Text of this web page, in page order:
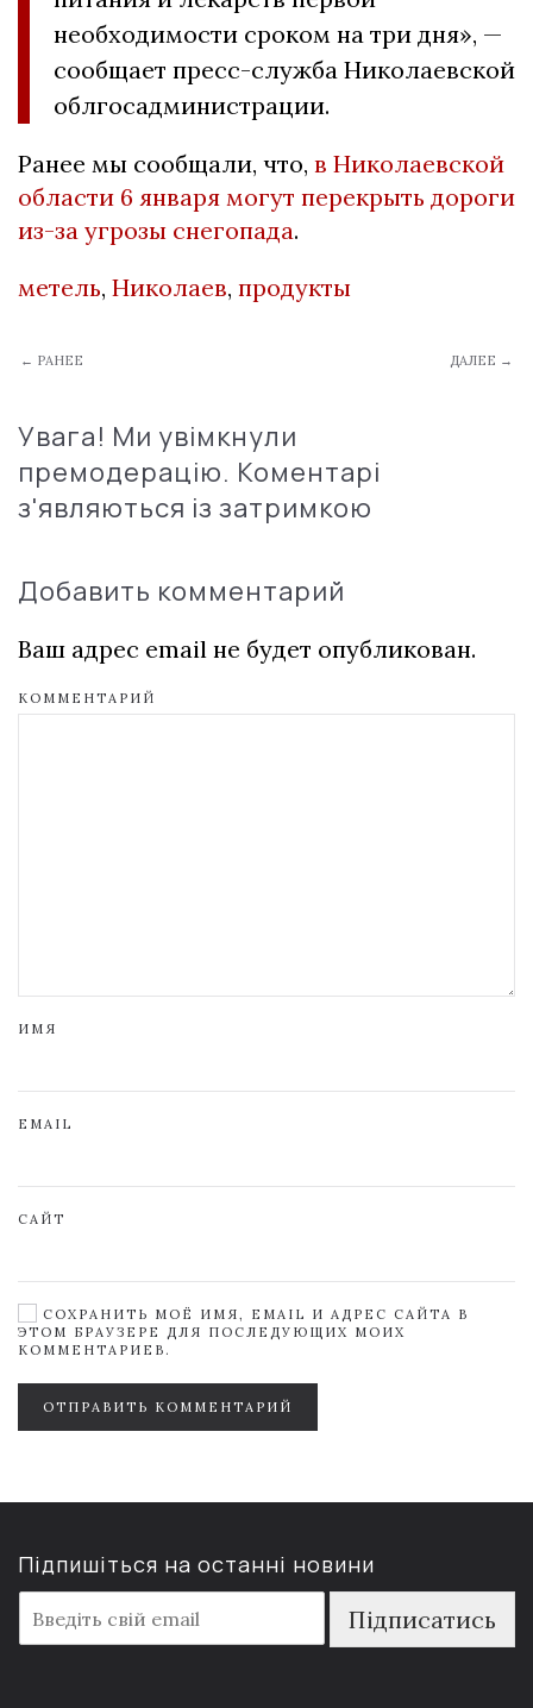
необходимости сроком на три дня», —
сообщает пресс-служба Николаевской
облгосадминистрации.
Ранее мы сообщали, что, в Николаевской
области 6 января могут перекрыть дороги
из-за угрозы снегопада.
метель, Николаев, продукты
← РАНЕЕ ДАЛЕЕ →
Увага! Ми увімкнули
премодерацію. Коментарі
з'являються із затримкою
Добавить комментарий
Ваш адрес email не будет опубликован.
КОММЕНТАРИЙ
ИМЯ
EMAIL
САЙТ
СОХРАНИТЬ МОЁ ИМЯ, EMAIL И АДРЕС САЙТА В
ЭТОМ БРАУЗЕРЕ ДЛЯ ПОСЛЕДУЮЩИХ МОИХ
КОММЕНТАРИЕВ.
ОТПРАВИТЬ КОММЕНТАРИЙ
Підпишіться на останні новини
m
a
Підписатись